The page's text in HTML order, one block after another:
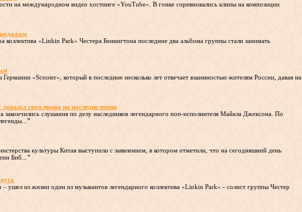
на международном видео хостинге «YouTube». В гонке соревновались клипы на композиции
коллектива «Linkin Park» Честера Беннигтона последние два альбома группы стали занимать
«Scooter», который в последние несколько лет отвечает взаимностью жителям России, давая на
свои права на наследие певца
слушания по делу наследников легендарного поп-исполнителя Майкла Джексона. По
"
культуры Китая выступили с заявлением, в котором отметили, что на сегодняшний день
Биб... "
ушел из жизни один из музыкантов легендарного коллектива «Linkin Park» - солист группы Честер